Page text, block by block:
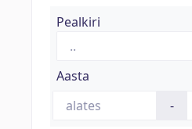
Pealkiri
Aasta
-